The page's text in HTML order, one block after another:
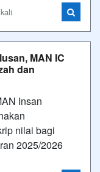
MAN IC
dan
Insan
nilai bagi
2025/2026